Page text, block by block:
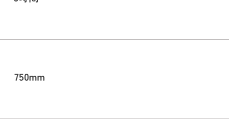
750mm